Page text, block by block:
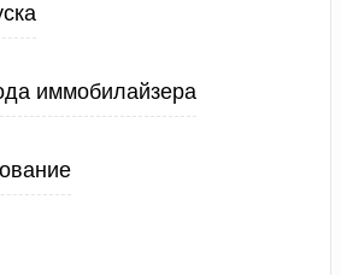
иммобилайзера